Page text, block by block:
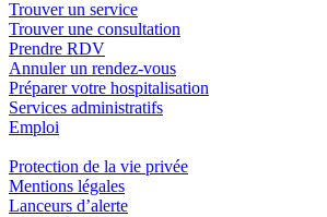
Trouver un service
Trouver une consultation
Prendre RDV
Annuler un rendez-vous
Préparer votre hospitalisation
Services administratifs
Emploi​
Protection de la vie privée
Mentions légales
Lanceurs d’alerte